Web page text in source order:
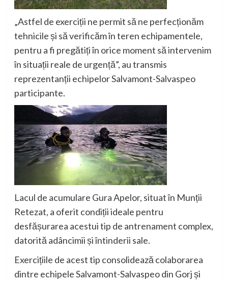
„Astfel de exerciții ne permit să ne perfecționăm
tehnicile și să verificăm în teren echipamentele,
pentru a fi pregătiți în orice moment să intervenim
în situații reale de urgență”, au transmis
reprezentanții echipelor Salvamont-Salvaspeo
participante.
Lacul de acumulare Gura Apelor, situat în Munții
Retezat, a oferit condiții ideale pentru
desfășurarea acestui tip de antrenament complex,
datorită adâncimii și întinderii sale.
Exercițiile de acest tip consolidează colaborarea
dintre echipele Salvamont-Salvaspeo din Gorj și